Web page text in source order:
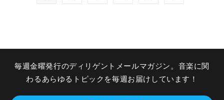
毎週金曜発行のディリゲントメールマガジン。音楽に関
わるあらゆるトピックを毎週お届けしています！